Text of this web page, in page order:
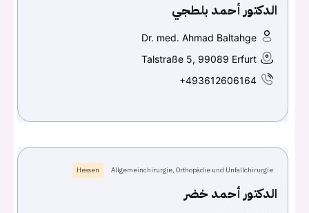
الدكتور أحمد بلطجي
Dr. med. Ahmad Baltahge
Talstraße 5, 99089 Erfurt
+493612606164
Allgemeinchirurgie, Orthopädie und Unfallchirurgie
Hessen
الدكتور أحمد خضر